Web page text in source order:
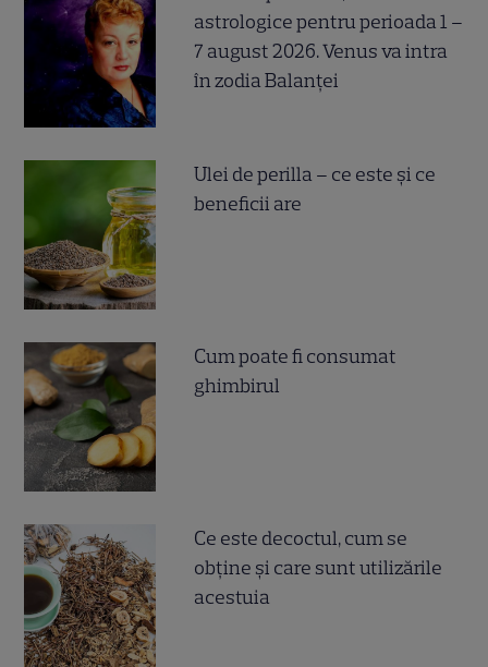
astrologice pentru perioada 1 –
7 august 2026. Venus va intra
în zodia Balanței
Ulei de perilla – ce este și ce
beneficii are
Cum poate fi consumat
ghimbirul
Ce este decoctul, cum se
obţine şi care sunt utilizările
acestuia